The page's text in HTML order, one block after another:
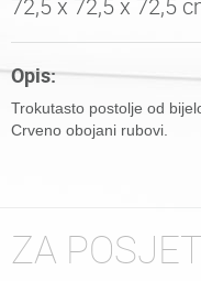
72,5 x 72,5 x 72,5
Opis:
Trokutasto postolje od
Crveno obojani rubovi.
ZA